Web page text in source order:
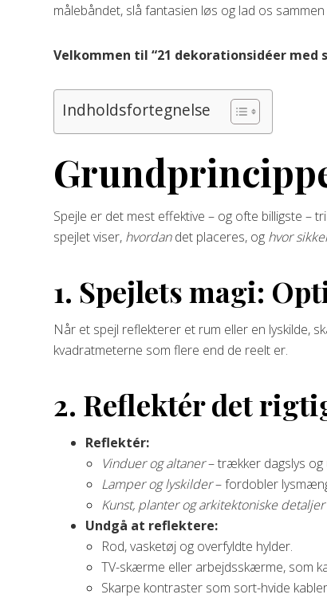
målebåndet, slå fantasien løs og lad os
Velkommen til “21 dekorationsidéer med
Indholdsfortegnelse
Spejle er det mest effektive – og ofte billigste –
spejlet viser, hvordandet placeres, og hvor
1. Spejlets magi:
Når et spejl reflekterer et rum eller en lyskilde,
kvadratmeterne som flere end de reelt er.
2. Reflektér det
Reflektér:
Vinduer og altaner– trækker dagslys og
Lamper og lyskilder– fordobler
Kunst, planter og arkitektoniske detaljer
Undgå at reflektere:
Rod, vasketøj og overfyldte hylder.
TV-skærme eller arbejdsskærme, som
Skarpe kontraster som sort-hvide